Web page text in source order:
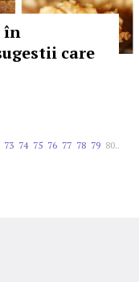
în
care
73 74 75 76 77 78 79 80..